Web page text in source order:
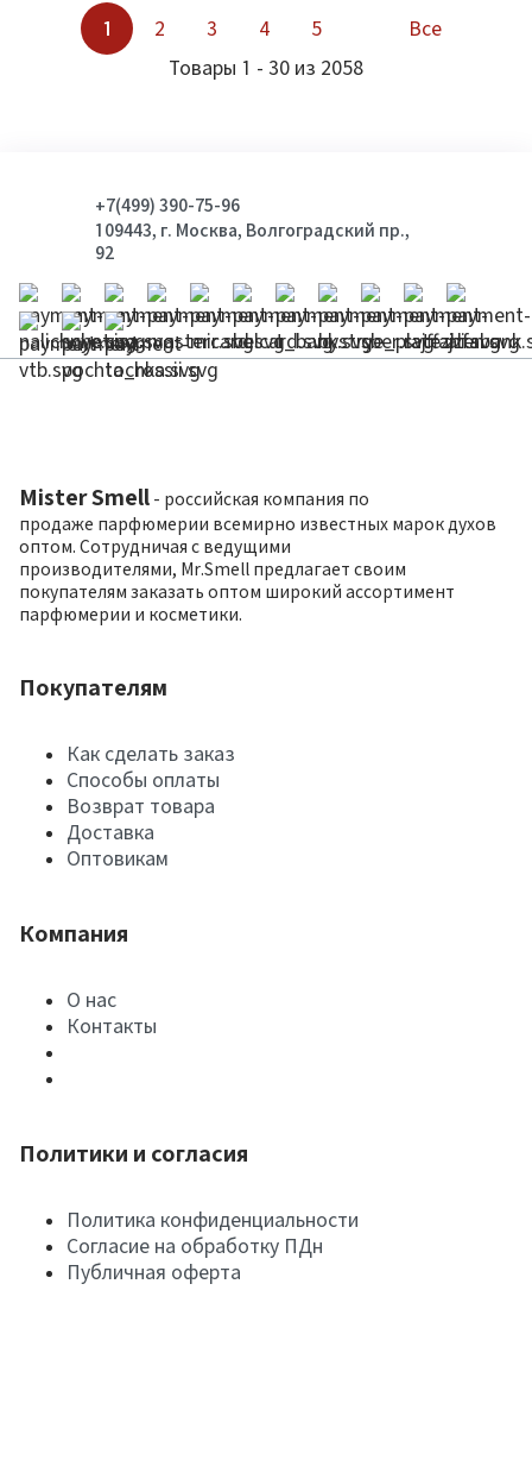
1 2 3 4 5
Все
Товары 1 - 30 из 2058
+7(499) 390-75-96
109443, г. Москва, Волгоградский пр.,
92
Mister Smell - российская компания по
продаже парфюмерии всемирно известных марок духов
оптом. Сотрудничая с ведущими
производителями, Mr.Smell предлагает своим
покупателям заказать оптом широкий ассортимент
парфюмерии и косметики.
Покупателям
Как сделать заказ
Способы оплаты
Возврат товара
Доставка
Оптовикам
Компания
О нас
Контакты
Политики и согласия
Политика конфиденциальности
Согласие на обработку ПДн
Публичная оферта